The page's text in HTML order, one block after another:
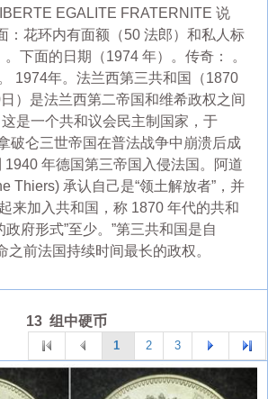
EGALITE FRATERNITE 说
：花环内有面额（50 法郎）和私人标
下面的日期（1974 年）。传奇： 。
1974年。法兰西第三共和国（1870
）是法兰西第二帝国和维希政权之间
是一个共和议会民主制国家，于
破仑三世帝国在普法战争中崩溃后成
1940 年德国第三帝国入侵法国。阿道
Thiers) 承认自己是“领土解放者”，并
来加入共和国，称 1870 年代的共和
政府形式”至少。”第三共和国是自
之前法国持续时间最长的政权。
13 组中硬币
1 2 3